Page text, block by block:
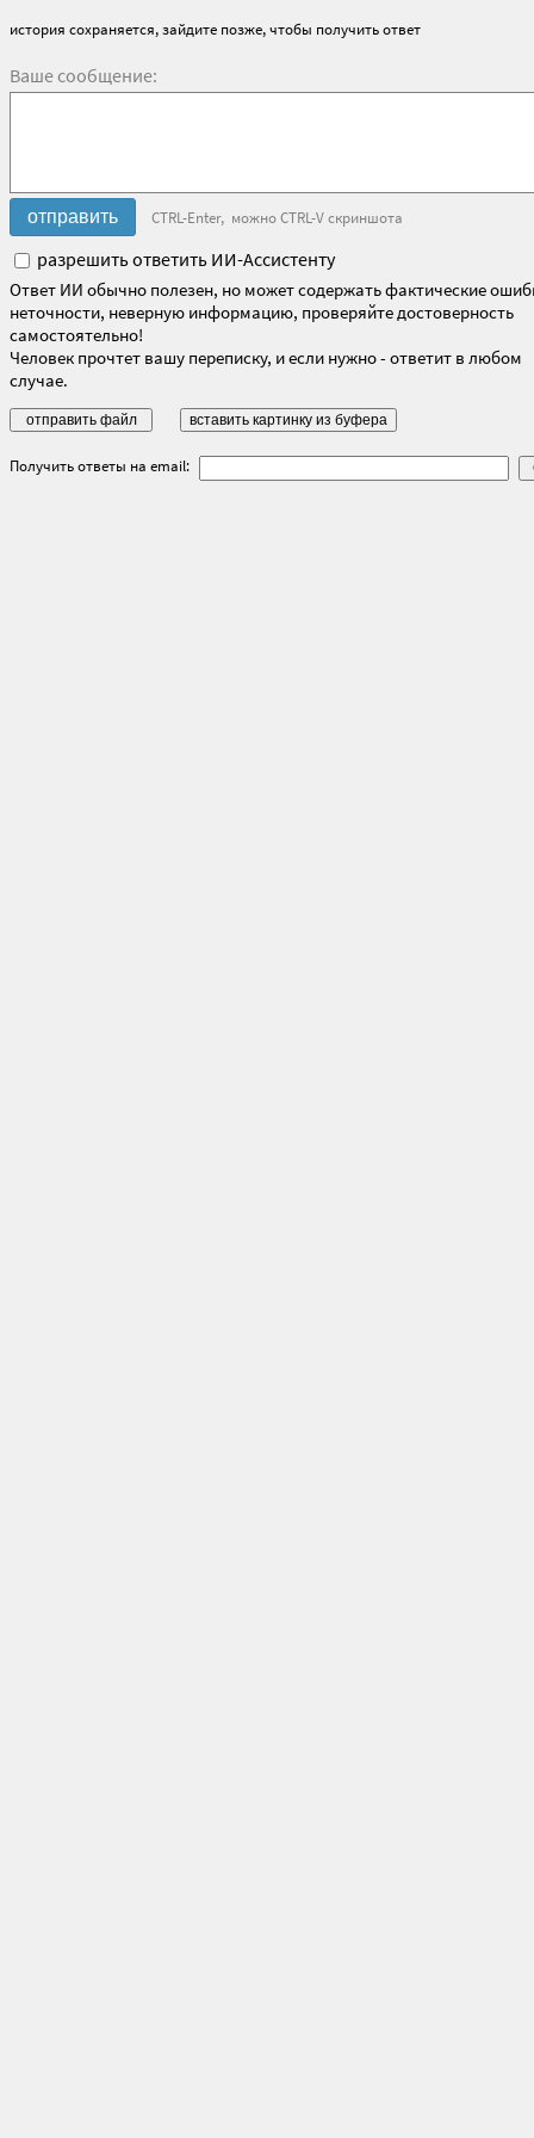
история сохраняется, зайдите позже, чтобы получить ответ
Ваше сообщение:
CTRL-Enter, можно CTRL-V скриншота
разрешить ответить ИИ-Ассистенту
Ответ ИИ обычно полезен, но может содержать фактические
неточности, неверную информацию, проверяйте достоверность
самостоятельно!
Человек прочтет вашу переписку, и если нужно - ответит в любом
случае.
Получить ответы на email: